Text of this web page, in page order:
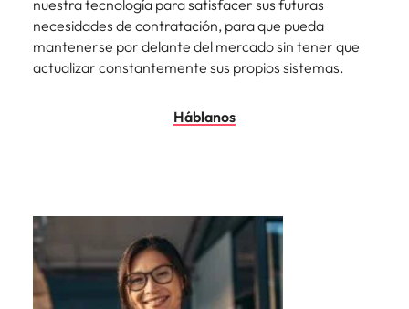
nuestra tecnología para satisfacer sus futuras
necesidades de contratación, para que pueda
mantenerse por delante del mercado sin tener que
actualizar constantemente sus propios sistemas.
Háblanos